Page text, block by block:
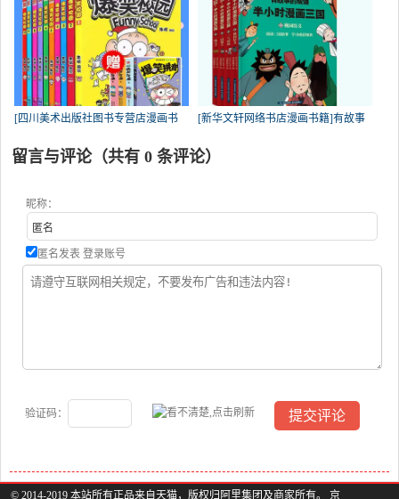
[四川美术出版社图书专营店漫画书 [新华文轩网络书店漫画书籍]有故事
留言与评论（共有 0 条评论）
昵称：
匿名发表 登录账号
验证码：
© 2014-2019 本站所有正品来自天猫，版权归阿里集团及商家所有。 京